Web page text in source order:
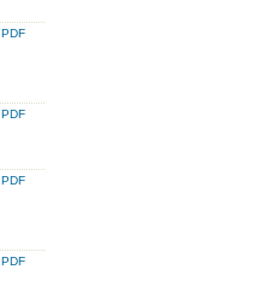
PDF
PDF
PDF
PDF